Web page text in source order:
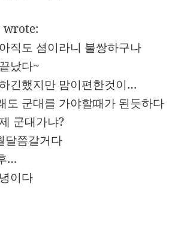
wrote:
직도 셤이라니 불쌍하구나
났다~
긴했지만 맘이편한것이…
도 군대를 가야할때가 된듯하다
군대가냐?
달쯤갈거다
…
이다